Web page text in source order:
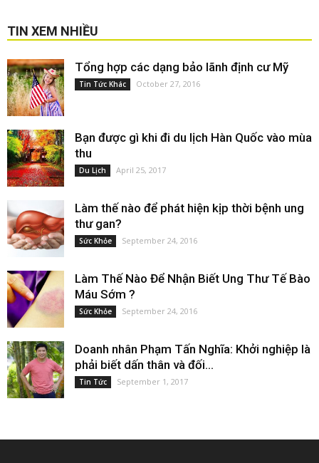
TIN XEM NHIỀU
Tổng hợp các dạng bảo lãnh định cư Mỹ
Tin Tức Khác October 27, 2016
Bạn được gì khi đi du lịch Hàn Quốc vào mùa
thu
Du Lịch April 25, 2017
Làm thế nào để phát hiện kịp thời bệnh ung
thư gan?
Sức Khỏe September 24, 2016
Làm Thế Nào Để Nhận Biết Ung Thư Tế Bào
Máu Sớm ?
Sức Khỏe September 24, 2016
Doanh nhân Phạm Tấn Nghĩa: Khởi nghiệp là
phải biết dấn thân và đối...
Tin Tức September 1, 2017